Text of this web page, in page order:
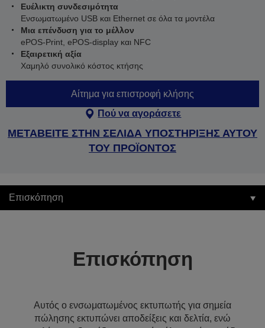
Ευέλικτη συνδεσιμότητα
Ενσωματωμένο USB και Ethernet σε όλα τα μοντέλα
Μια επένδυση για το μέλλον
ePOS-Print, ePOS-display και NFC
Εξαιρετική αξία
Χαμηλό συνολικό κόστος κτήσης
Αίτημα για επιστροφή κλήσης
Πού να αγοράσετε
ΜΕΤΑΒΕΙΤΕ ΣΤΗΝ ΣΕΛΙΔΑ ΥΠΟΣΤΗΡΙΞΗΣ ΑΥΤΟΥ
ΤΟΥ ΠΡΟΪΟΝΤΟΣ
Επισκόπηση
Επισκόπηση
Αυτός ο ενσωματωμένος εκτυπωτής για σημεία
πώλησης εκτυπώνει αποδείξεις και δελτία, ενώ